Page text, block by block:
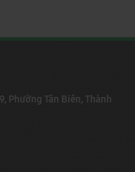
Phường Tân Biên, Thành